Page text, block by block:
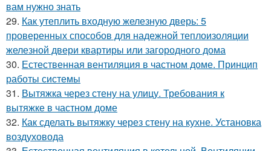
вам нужно знать
29. Как утеплить входную железную дверь: 5
проверенных способов для надежной теплоизоляции
железной двери квартиры или загородного дома
30. Естественная вентиляция в частном доме. Принцип
работы системы
31. Вытяжка через стену на улицу. Требования к
вытяжке в частном доме
32. Как сделать вытяжку через стену на кухне. Установка
воздуховода